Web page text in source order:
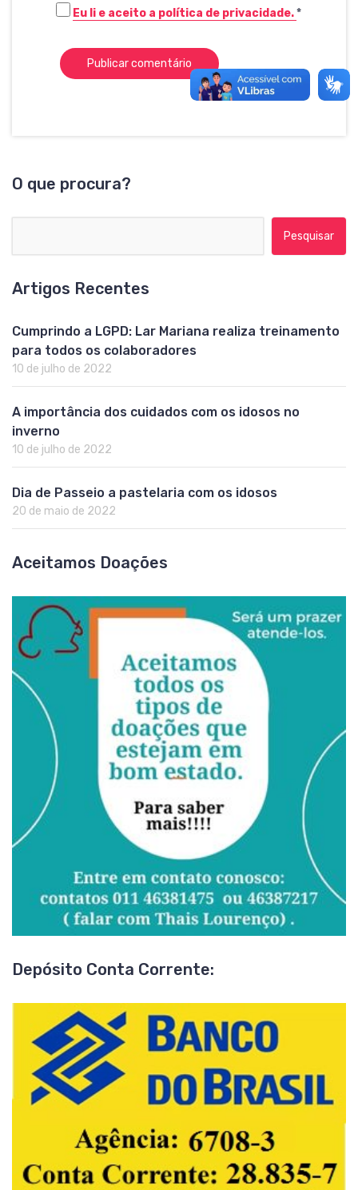
Eu li e aceito a política de privacidade.*
O que procura?
Artigos Recentes
Cumprindo a LGPD: Lar Mariana realiza treinamento
para todos os colaboradores
10 de julho de 2022
A importância dos cuidados com os idosos no
inverno
10 de julho de 2022
Dia de Passeio a pastelaria com os idosos
20 de maio de 2022
Aceitamos Doações
Depósito Conta Corrente: